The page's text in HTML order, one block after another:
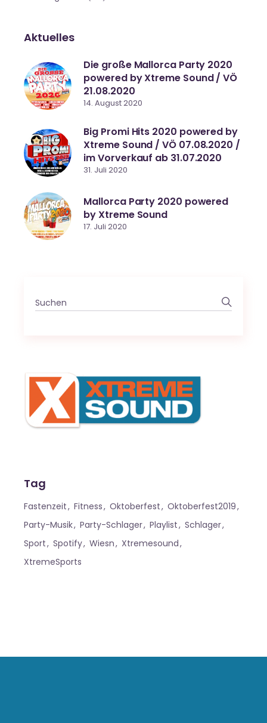
Aktuelles
Die große Mallorca Party 2020
powered by Xtreme Sound / VÖ
21.08.2020
14. August 2020
Big Promi Hits 2020 powered by
Xtreme Sound / VÖ 07.08.2020 /
im Vorverkauf ab 31.07.2020
31. Juli 2020
Mallorca Party 2020 powered
by Xtreme Sound
17. Juli 2020
Search
for:
Tag
Fastenzeit Fitness Oktoberfest
Oktoberfest2019
Party-Musik
Party-Schlager Playlist
Schlager
Sport
Spotify Wiesn
Xtremesound
XtremeSports